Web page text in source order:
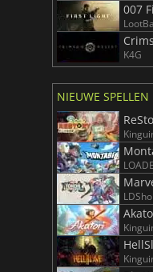
007
K4G
NIEUWE SPELLEN